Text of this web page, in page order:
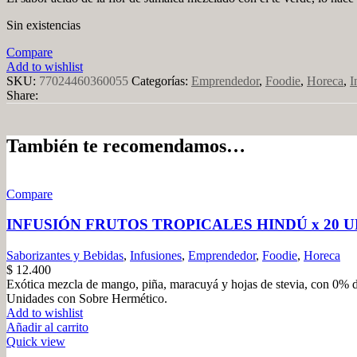
Sin existencias
Compare
Add to wishlist
SKU: 77024460360055 Categorías: Emprendedor, Foodie, Horeca,
Share:
También te recomendamos…
Compare
INFUSIÓN FRUTOS TROPICALES HINDÚ x 20
Saborizantes y Bebidas, Infusiones, Emprendedor, Foodie, Horeca
$ 12.400
Exótica mezcla de mango, piña, maracuyá y hojas de stevia, con
Unidades con Sobre Hermético.
Add to wishlist
Añadir al carrito
Quick view